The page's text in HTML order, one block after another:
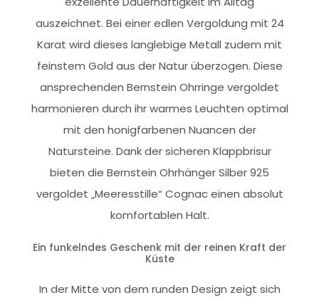
auszeichnet. Bei einer edlen Vergoldung mit 24
Karat wird dieses langlebige Metall zudem mit
feinstem Gold aus der Natur überzogen. Diese
ansprechenden Bernstein Ohrringe vergoldet
harmonieren durch ihr warmes Leuchten optimal
mit den honigfarbenen Nuancen der
Natursteine. Dank der sicheren Klappbrisur
bieten die Bernstein Ohrhänger Silber 925
vergoldet „Meeresstille“ Cognac einen absolut
komfortablen Halt.
Ein funkelndes Geschenk mit der reinen Kraft der
Küste
In der Mitte von dem runden Design zeigt sich